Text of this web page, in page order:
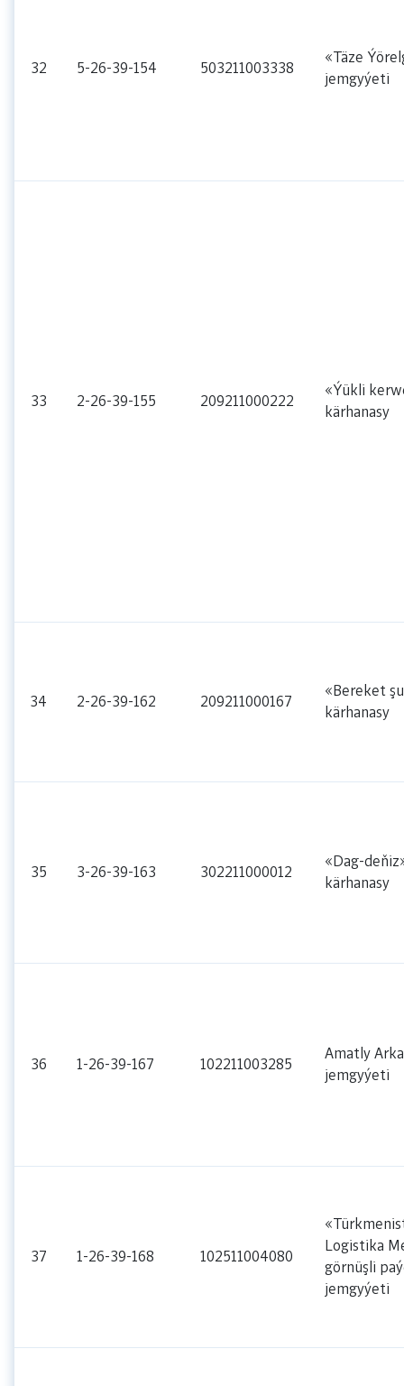
32 5-26-39-154 503211003338
«Täze
jemgyýeti
33 2-26-39-155 209211000222
«Ýükli
kärhanasy
34 2-26-39-162 209211000167
«Bereket
kärhanasy
35 3-26-39-163 302211000012
«Dag-
kärhanasy
36 1-26-39-167 102211003285
Amatly
jemgyýeti
37 1-26-39-168 102511004080
Logistika
görnüşli
jemgyýeti